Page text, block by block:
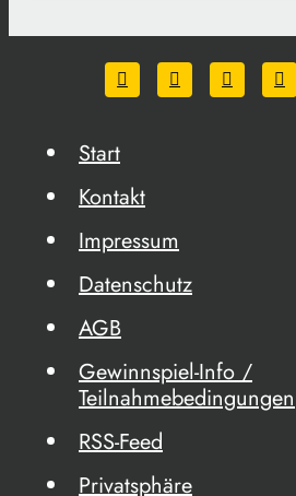
Start
Kontakt
Impressum
Datenschutz
AGB
Gewinnspiel-Info /
Teilnahmebedingungen
RSS-Feed
Privatsphäre